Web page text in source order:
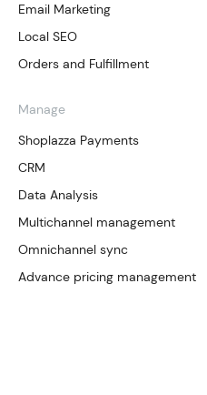
Email Marketing
Local SEO
Orders and Fulfillment
Manage
Shoplazza Payments
CRM
Data Analysis
Multichannel management
Omnichannel sync
Advance pricing management